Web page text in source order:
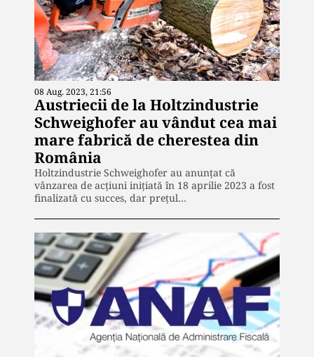
08 Aug. 2023, 21:56
Austriecii de la Holtzindustrie
Schweighofer au vândut cea mai
mare fabrică de cherestea din
România
Holtzindustrie Schweighofer au anunțat că
vânzarea de acțiuni inițiată în 18 aprilie 2023 a fost
finalizată cu succes, dar prețul…